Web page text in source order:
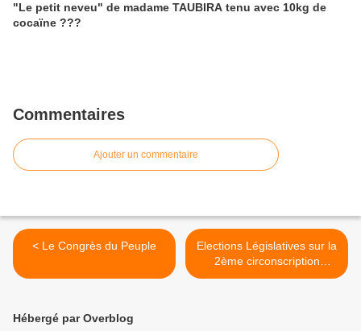
"Le petit neveu" de madame TAUBIRA tenu avec 10kg de
cocaïne ???
Commentaires
Ajouter un commentaire
< Le Congrès du Peuple
Elections Législatives sur la
2ème circonscription
annulées >
Hébergé par Overblog